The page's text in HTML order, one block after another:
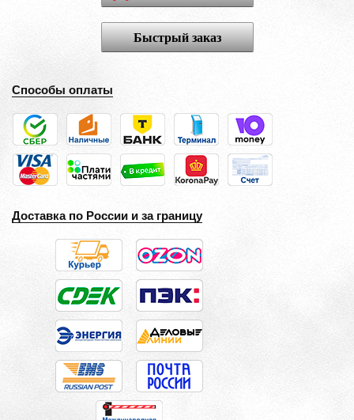
Быстрый заказ
Способы оплаты
Доставка по России и за границу